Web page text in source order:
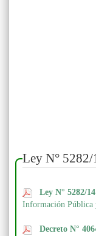
Ley N° 5282/
Ley N° 5282/14
Información Pública
Decreto N°